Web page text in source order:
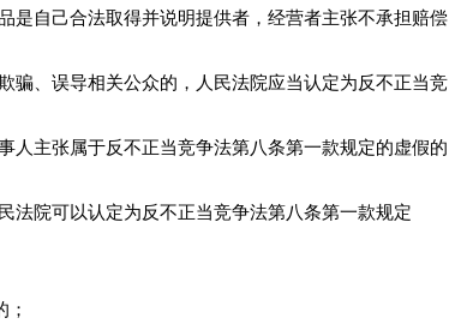
自己合法取得并说明提供者，经营者主张不承担赔偿
、误导相关公众的，人民法院应当认定为反不正当竞
主张属于反不正当竞争法第八条第一款规定的虚假的
院可以认定为反不正当竞争法第八条第一款规定